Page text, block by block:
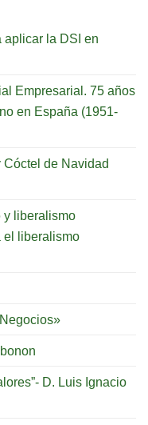
aplicar la DSI en
Empresarial. 75 años
en España (1951-
Cóctel de Navidad
y liberalismo
el liberalismo
D. Luis Ignacio